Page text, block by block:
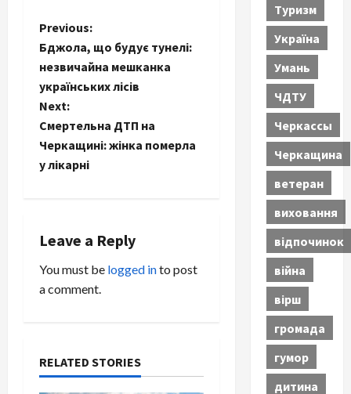
P
o
s
t
n
v
i
g
t
Previous:
Бджола, що будує тунелі:
незвичайна мешканка
українських лісів
Next:
Смертельна ДТП на
Черкащині: жінка померла
у лікарні
Leave a Reply
You must be logged into post
a comment.
RELATED STORIES
Туризм
Україна
Умань
ЧДТУ
Черкассы
Черкащина
ветеран
виховання
відпочинок
війна
вірш
громада
гумор
дитина